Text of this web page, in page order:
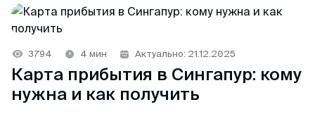
Отзыв с Telegram · 2024
Приятное общение
Первый раз оформлял через вас, настолько
быстро, приятное общение через переписку,
всë разъяснили и был успех. Большое спасибо
Telegram-канал
Пользователям
Договор-оферта
3794 4 мин Актуально: 21.12.2025
Карта прибытия в Сингапур: кому
нужна и как получить